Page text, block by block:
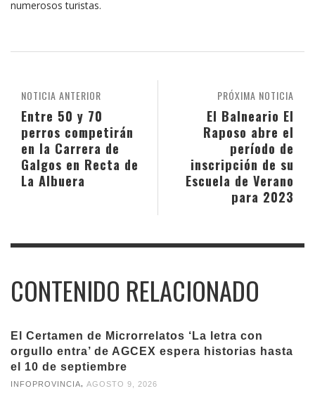
numerosos turistas.
PRÓXIMA NOTICIA
El Balneario El
Raposo abre el
período de
inscripción de su
Escuela de Verano
para 2023
NOTICIA ANTERIOR
Entre 50 y 70
perros competirán
en la Carrera de
Galgos en Recta de
La Albuera
CONTENIDO RELACIONADO
El Certamen de Microrrelatos ‘La letra con
orgullo entra’ de AGCEX espera historias hasta
el 10 de septiembre
INFOPROVINCIA AGOSTO 9, 2026